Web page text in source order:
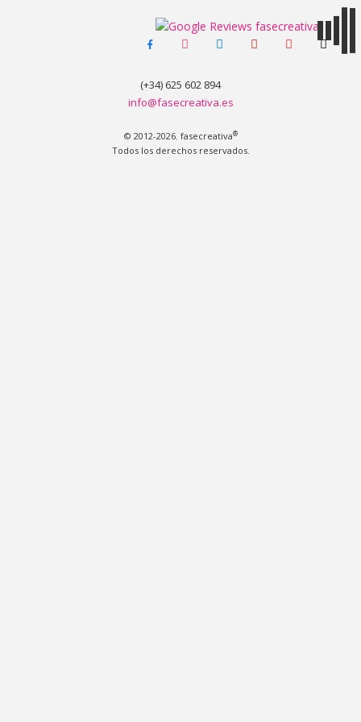
facebook-instagramlinkedin pinterestyoutubetiktok
(+34) 625 602 894
info@fasecreativa.es
© 2012-2026. fasecreativa®
Todos los derechos reservados.